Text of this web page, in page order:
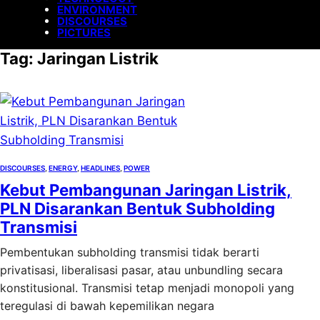
ENVIRONMENT
DISCOURSES
PICTURES
Tag: Jaringan Listrik
DISCOURSES ENERGY, HEADLINES POWER
Kebut Pembangunan Jaringan Listrik,
PLN Disarankan Bentuk Subholding
Transmisi
Pembentukan subholding transmisi tidak berarti
privatisasi, liberalisasi pasar, atau unbundling secara
konstitusional. Transmisi tetap menjadi monopoli yang
teregulasi di bawah kepemilikan negara